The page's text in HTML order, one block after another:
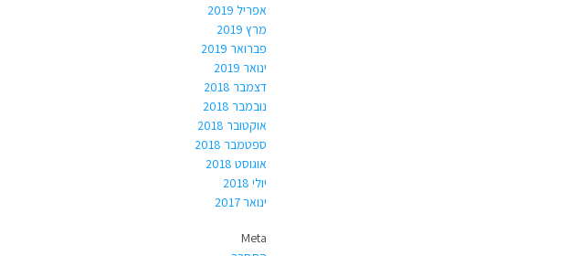
אפריל 2019
מרץ 2019
פברואר 2019
ינואר 2019
דצמבר 2018
נובמבר 2018
אוקטובר 2018
ספטמבר 2018
אוגוסט 2018
יולי 2018
ינואר 2017
Meta